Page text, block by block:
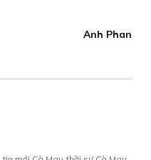
Anh Phan